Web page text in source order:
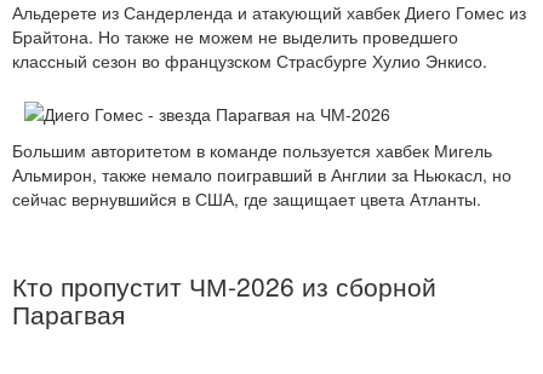
Альдерете из Сандерленда и атакующий хавбек Диего Гомес из
Брайтона. Но также не можем не выделить проведшего
классный сезон во французском Страсбурге Хулио Энкисо.
Большим авторитетом в команде пользуется хавбек Мигель
Альмирон, также немало поигравший в Англии за Ньюкасл, но
сейчас вернувшийся в США, где защищает цвета Атланты.
Кто пропустит ЧМ-2026 из сборной
Парагвая